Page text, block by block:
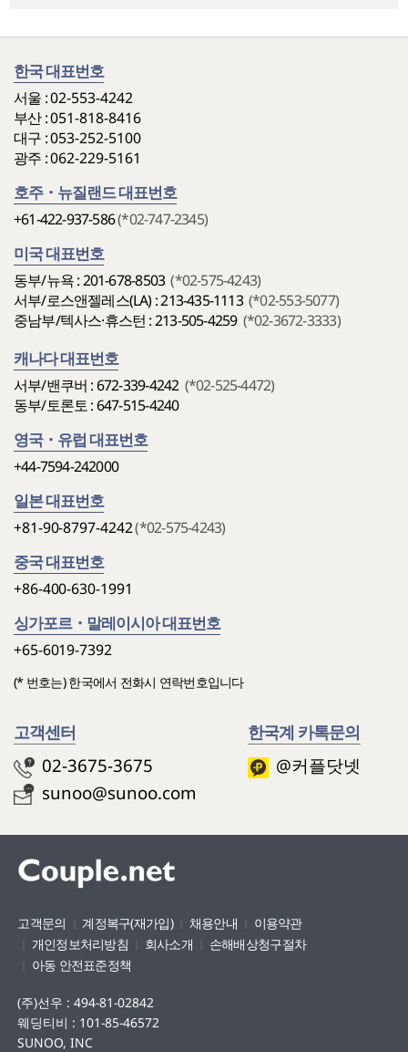
한국 대표번호
서울 :02-553-4242
부산 :051-818-8416
대구 :053-252-5100
광주 :062-229-5161
호주・뉴질랜드 대표번호
+61-422-937-586(*02-747-2345)
미국 대표번호
동부/뉴욕 : 201-678-8503 (*02-575-4243)
서부/로스앤젤레스(LA) : 213-435-1113 (*02-553-5077)
중남부/텍사스·휴스턴 : 213-505-4259 (*02-3672-3333)
캐나다 대표번호
서부/밴쿠버 : 672-339-4242 (*02-525-4472)
동부/토론토 : 647-515-4240
영국・유럽 대표번호
+44-7594-242000
일본 대표번호
+81-90-8797-4242(*02-575-4243)
중국 대표번호
+86-400-630-1991
싱가포르・말레이시아 대표번호
+65-6019-7392
(* 번호는) 한국에서 전화시 연락번호입니다
고객센터
02-3675-3675
sunoo@sunoo.com
한국계 카톡문의
@커플닷넷
고객문의 계정복구(재가입) 채용안내
이용약관
개인정보처리방침
회사소개
손해배상청구절차
아동 안전표준정책
(주)선우 : 494-81-02842
웨딩티비 : 101-85-46572
SUNOO, INC